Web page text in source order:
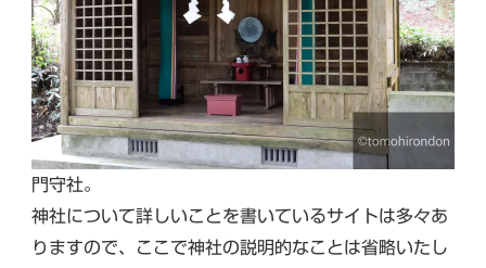
門守社。
神社について詳しいことを書いているサイトは多々あ
りますので、ここで神社の説明的なことは省略いたし